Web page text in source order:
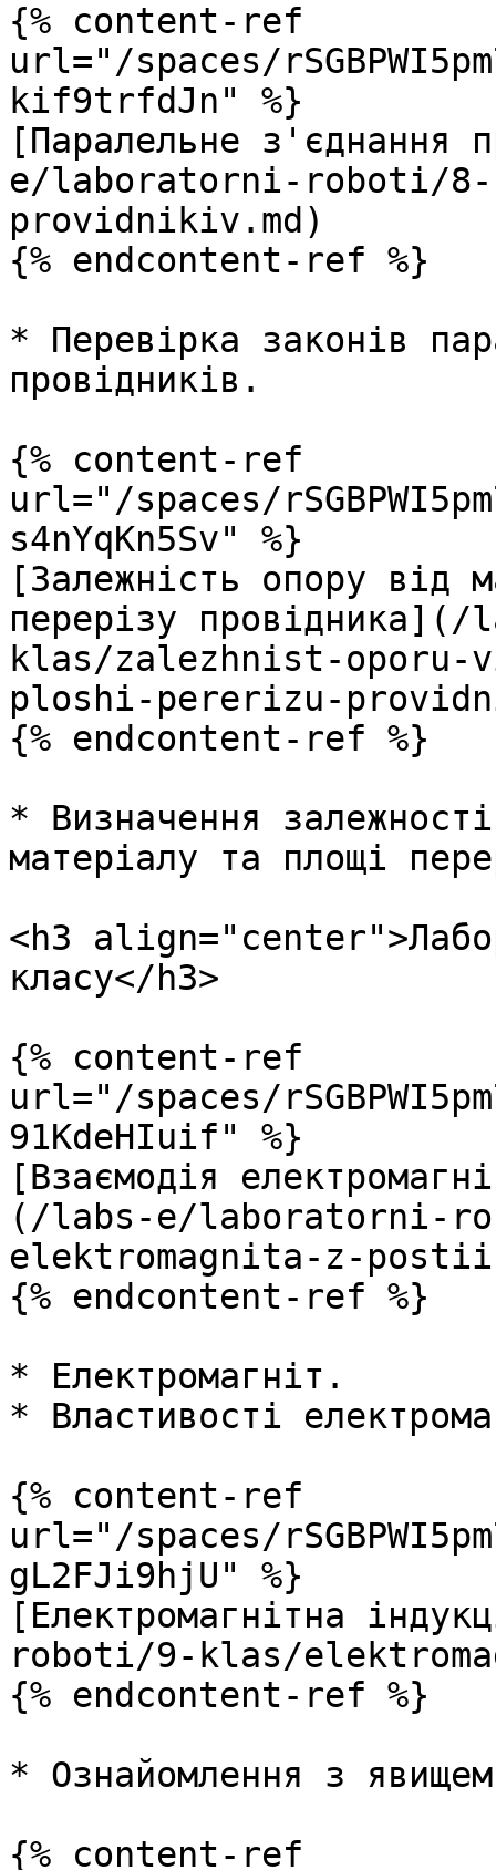
{% content-ref
url="/spaces/
kif9trfdJn" %}
[Паралельне з'єднання
e/laboratorni-roboti/8-
providnikiv.md)
{% endcontent-ref %}
* Перевірка законів
провідників.
{% content-ref
url="/spaces/
s4nYqKn5Sv" %}
[Залежність опору від
перерізу
klas/zalezhnist-
ploshi-pererizu-
{% endcontent-ref %}
* Визначення
матеріалу та площі
<h3
класу</h3>
{% content-ref
url="/spaces/
91KdeHIuif" %}
[Взаємодія
(/labs-e/laboratorni-
elektromagnita-z-
{% endcontent-ref %}
* Електромагніт.
* Властивості
{% content-ref
url="/spaces/
gL2FJi9hjU" %}
[Електромагнітна
roboti/9-klas/
{% endcontent-ref %}
* Ознайомлення з
{% content-ref